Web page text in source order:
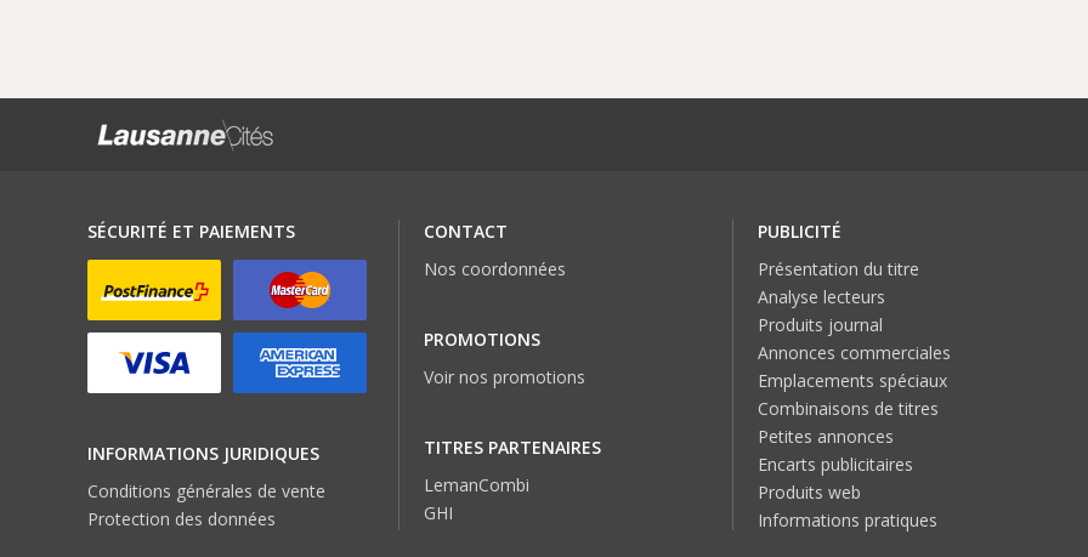
SÉCURITÉ ET PAIEMENTS
INFORMATIONS JURIDIQUES
Conditions générales de vente
Protection des données
CONTACT
Nos coordonnées
PROMOTIONS
Voir nos promotions
TITRES PARTENAIRES
LemanCombi
GHI
PUBLICITÉ
Présentation du titre
Analyse lecteurs
Produits journal
Annonces commerciales
Emplacements spéciaux
Combinaisons de titres
Petites annonces
Encarts publicitaires
Produits web
Informations pratiques